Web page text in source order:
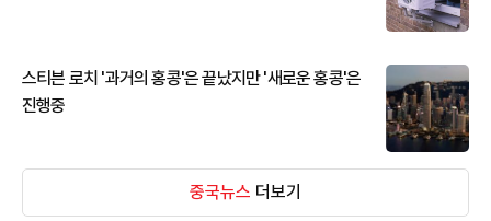
스티븐 로치 '과거의 홍콩'은 끝났지만 '새로운 홍콩'은
진행중
중국뉴스 더보기